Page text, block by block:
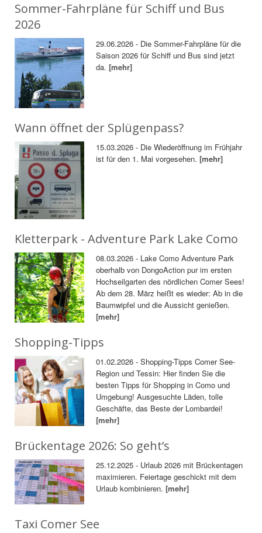
Sommer-Fahrpläne für Schiff und Bus
2026
29.06.2026 - Die Sommer-Fahrpläne für die
Saison 2026 für Schiff und Bus sind jetzt
da.[mehr]
Wann öffnet der Splügenpass?
15.03.2026 - Die Wiederöffnung im Frühjahr
ist für den 1. Mai vorgesehen.[mehr]
Kletterpark - Adventure Park Lake Como
08.03.2026 - Lake Como Adventure Park
oberhalb von DongoAction pur im ersten
Hochseilgarten des nördlichen Comer Sees!
Ab dem 28. März heißt es wieder: Ab in die
Baumwipfel und die Aussicht genießen.
[mehr]
Shopping-Tipps
01.02.2026 - Shopping-Tipps Comer See-
Region und Tessin: Hier finden Sie die
besten Tipps für Shopping in Como und
Umgebung! Ausgesuchte Läden, tolle
Geschäfte, das Beste der Lombardei!
[mehr]
Brückentage 2026: So geht’s
25.12.2025 - Urlaub 2026 mit Brückentagen
maximieren. Feiertage geschickt mit dem
Urlaub kombinieren.[mehr]
Taxi Comer See